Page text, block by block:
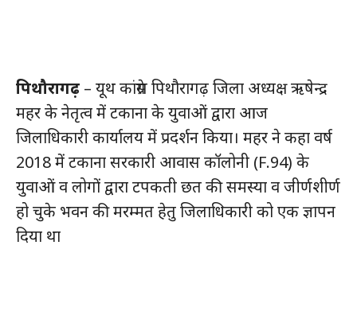
पिथौरागढ़– यूथ कांग्रेस पिथौरागढ़ जिला अध्यक्ष ऋषेन्द्र
महर के नेतृत्व में टकाना के युवाओं द्वारा आज
जिलाधिकारी कार्यालय में प्रदर्शन किया। महर ने कहा वर्ष
2018 में टकाना सरकारी आवास कॉलोनी (F.94) के
युवाओं व लोगों द्वारा टपकती छत की समस्या व जीर्णशीर्ण
हो चुके भवन की मरम्मत हेतु जिलाधिकारी को एक ज्ञापन
दिया था